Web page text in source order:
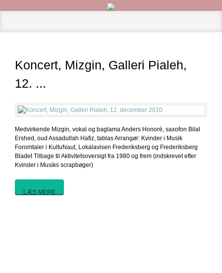
Koncert, Mizgin, Galleri Pialeh,
12. ...
Medvirkende Mizgin, vokal og baglama Anders Honoré, saxofon Bilal
Ershed, oud Assadullah Hafiz, tablas Arrangør: Kvinder i Musik
Foromtaler i KultuNaut, Lokalavisen Frederiksberg og Frederiksberg
Bladet Tilbage til Aktivitetsoversigt fra 1980 og frem (indskrevet efter
Kvinder i Musiks scrapbøger)
LÆS MERE